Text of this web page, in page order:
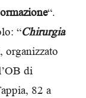
“.
“Chirurgia
organizzato
di
82 a